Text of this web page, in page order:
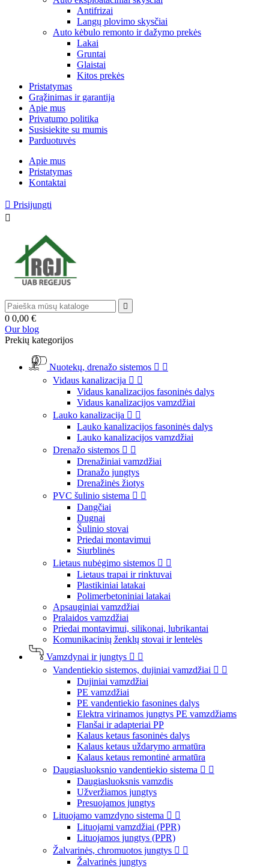
Antifrizai
Langų plovimo skysčiai
Auto kėbulo remonto ir dažymo prekės
Lakai
Gruntai
Glaistai
Kitos prekės
Pristatymas
Grąžinimas ir garantija
Apie mus
Privatumo politika
Susisiekite su mumis
Parduotuvės
Apie mus
Pristatymas
Kontaktai
 Prisijungti


0 0,00 €
Our blog
Prekių kategorijos
Nuotekų, drenažo sistemos  
Vidaus kanalizacija  
Vidaus kanalizacijos fasoninės dalys
Vidaus kanalizacijos vamzdžiai
Lauko kanalizacija  
Lauko kanalizacijos fasoninės dalys
Lauko kanalizacijos vamzdžiai
Drenažo sistemos  
Drenažiniai vamzdžiai
Dranažo jungtys
Drenažinės žiotys
PVC šulinio sistema  
Dangčiai
Dugnai
Šulinio stovai
Priedai montavimui
Siurblinės
Lietaus nubėgimo sistemos  
Lietaus trapai ir rinktuvai
Plastikiniai latakai
Polimerbetoniniai latakai
Apsauginiai vamzdžiai
Pralaidos vamzdžiai
Priedai montavimui, silikonai, lubrikantai
Komunikacinių ženklų stovai ir lentelės
Vamzdynai ir jungtys  
Vandentiekio sistemos, dujiniai vamzdžiai  
Dujiniai vamzdžiai
PE vamzdžiai
PE vandentiekio fasonines dalys
Elektra virinamos jungtys PE vamzdžiams
Flanšai ir adapteriai PP
Kalaus ketaus fasoninės dalys
Kalaus ketaus uždarymo armatūra
Kalaus ketaus remontinė armatūra
Daugiasluoksnio vandentiekio sistema  
Daugiasluoksnis vamzdis
Užveržiamos jungtys
Presuojamos jungtys
Lituojamo vamzdyno sistema  
Lituojami vamzdžiai (PPR)
Lituojamos jungtys (PPR)
Žalvarinės, chromuotos jungtys  
Žalvarinės jungtys